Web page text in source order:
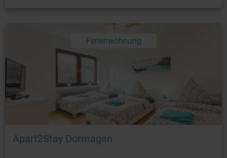
Ferienwohnung
Foto: © booking.com
Apart2Stay Dormagen